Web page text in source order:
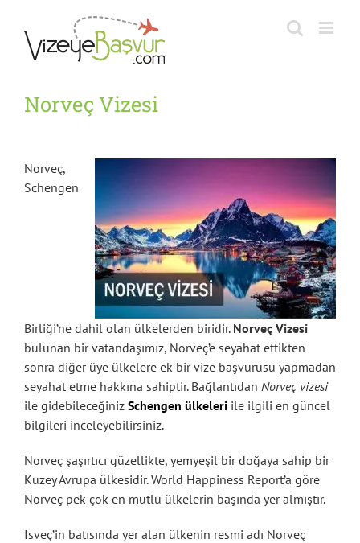
content
Norveç Vizesi
Norveç,
Schengen
Birliği’ne dahil olan ülkelerden biridir. Norveç Vizesi
bulunan bir vatandaşımız, Norveç’e seyahat ettikten
sonra diğer üye ülkelere ek bir vize başvurusu yapmadan
seyahat etme hakkına sahiptir. Bağlantıdan Norveç vizesi
ile gidebileceğiniz Schengen ülkeleri ile ilgili en güncel
bilgileri inceleyebilirsiniz.
Norveç şaşırtıcı güzellikte, yemyeşil bir doğaya sahip bir
Kuzey Avrupa ülkesidir. World Happiness Report’a göre
Norveç pek çok en mutlu ülkelerin başında yer almıştır.
İsveç’in batısında yer alan ülkenin resmi adı Norveç